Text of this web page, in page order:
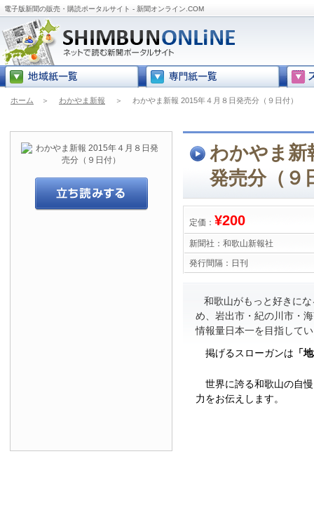
電子版新聞の販売・購読ポータルサイト - 新聞オンライン.COM
ホーム ＞ わかやま新報 ＞ わかやま新報 2015年４月８日発売分（９日付）
わかやま新
発売分（９
定価： ¥200
新聞社： 和歌山新報社
発行間隔： 日刊
和歌山がもっと好きに
め、岩出市・紀の川市・
情報量日本一を目指して
掲げるスローガンは 「
世界に誇る和歌山の自
力をお伝えします。